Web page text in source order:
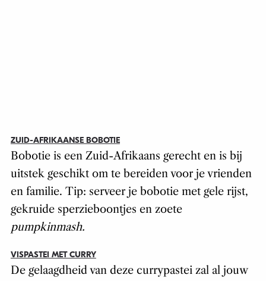
ZUID-AFRIKAANSE BOBOTIE
Bobotie is een Zuid-Afrikaans gerecht en is bij
uitstek geschikt om te bereiden voor je vrienden
en familie. Tip: serveer je bobotie met gele rijst,
gekruide sperzieboontjes en zoete
pumpkinmash.
VISPASTEI MET CURRY
De gelaagdheid van deze currypastei zal al jouw